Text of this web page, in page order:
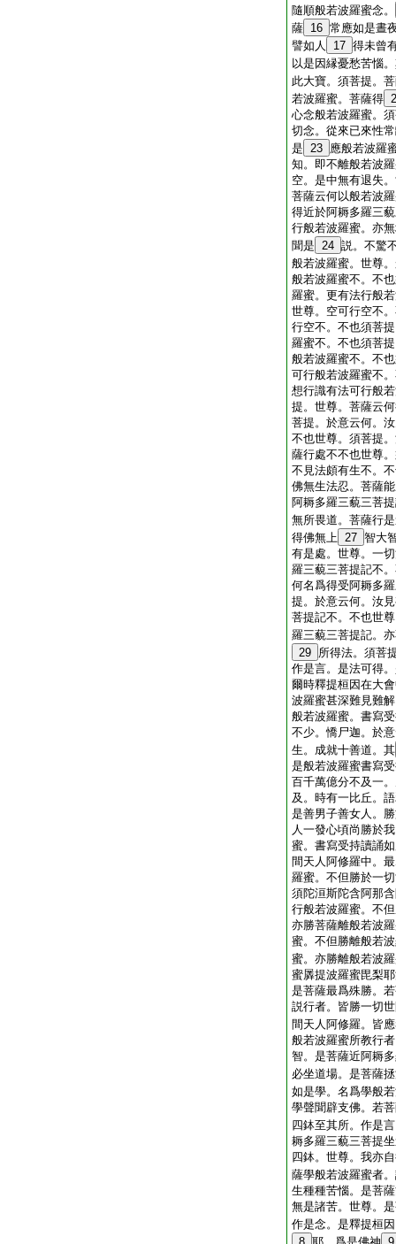
隨順般若波羅蜜念。
薩 16 常應如是晝
譬如人
17 得未曾
以是因縁憂愁苦惱
此大寶。須菩提。
若波羅蜜。菩薩得
心念般若波羅蜜。
切念。從來已來性
是 23 應般若波羅
知。即不離般若波
空。是中無有退失
菩薩云何以般若波
得近於阿耨多羅三
行般若波羅蜜。亦
聞是 24 説。不驚
般若波羅蜜。世尊
般若波羅蜜不。不
羅蜜。更有法行般
世尊。空可行空不
行空不。不也須菩
羅蜜不。不也須菩
般若波羅蜜不。不
可行般若波羅蜜不
想行識有法可行般
提。世尊。菩薩云
菩提。於意云何。
不也世尊。須菩提
薩行處不不也世尊
不見法頗有生不。
佛無生法忍。菩薩
阿耨多羅三藐三菩
無所畏道。菩薩行
得佛無上 27 智大
有是處。世尊。一
羅三藐三菩提記不
何名爲得受阿耨多
提。於意云何。汝
菩提記不。不也世
羅三藐三菩提記。
29 所得法。須菩
作是言。是法可得
爾時釋提桓因在大
波羅蜜甚深難見難
般若波羅蜜。書寫
不少。憍尸迦。於
生。成就十善道。其
是般若波羅蜜書寫
百千萬億分不及一
及。時有一比丘。
是善男子善女人。
人一發心頃尚勝於
蜜。書寫受持讀誦
間天人阿修羅中。
羅蜜。不但勝於一
須陀洹斯陀含阿那
行般若波羅蜜。不
亦勝菩薩離般若波
蜜。不但勝離般若
蜜。亦勝離般若波
蜜羼提波羅蜜毘梨
是菩薩最爲殊勝。
説行者。皆勝一切
間天人阿修羅。皆
般若波羅蜜所教行
智。是菩薩近阿耨
必坐道場。是菩薩
如是學。名爲學般
學聲聞辟支佛。若
四鉢至其所。作是
耨多羅三藐三菩提
四鉢。世尊。我亦
薩學般若波羅蜜者
生種種苦惱。是菩
無是諸苦。世尊。
作是念。是釋提桓